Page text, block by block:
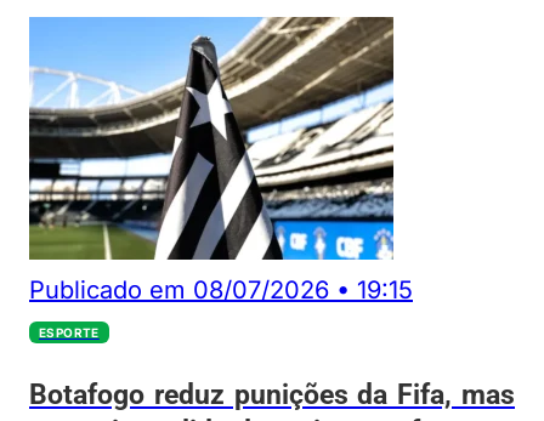
Publicado em 08/07/2026 • 19:15
ESPORTE
Botafogo reduz punições da Fifa, mas